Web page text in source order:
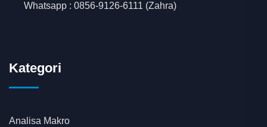
Whatsapp : 0856‑9126‑6111 (Zahra)
Kategori
Analisa Makro